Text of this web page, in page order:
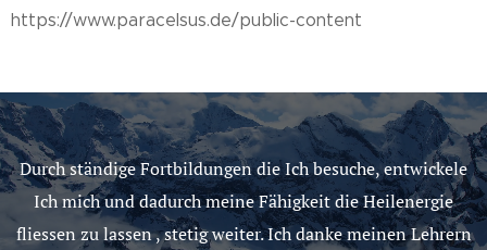
https://www.paracelsus.de/public-content
Durch ständige Fortbildungen die Ich besuche, entwickele
Ich mich und dadurch meine Fähigkeit die Heilenergie
fliessen zu lassen , stetig weiter. Ich danke meinen Lehrern